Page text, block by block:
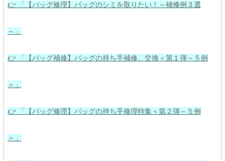
👉 「【バッグ修理】バッグのシミを取りたい！～補修例３選
～」
👉 「【バッグ補修】バッグの持ち手補修、交換＜第１弾～５例
＞」
👉 「【バッグ修理】バッグの持ち手修理特集＜第２弾～５例
＞」